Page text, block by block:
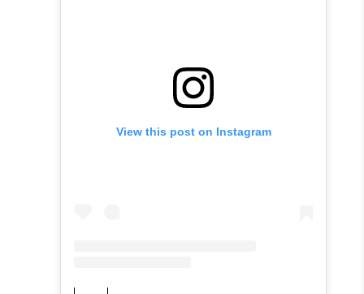
View this post on Instagram